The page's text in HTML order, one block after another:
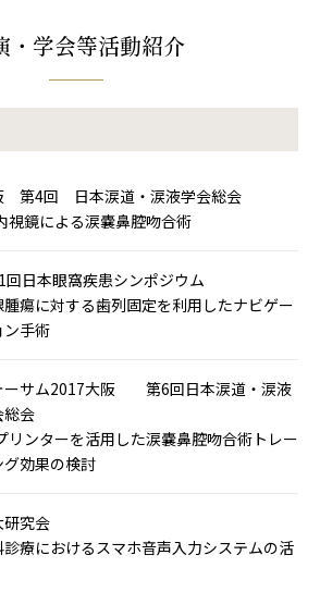
・学会等活動紹介
第4回 日本涙道・涙液学会総会
視鏡による涙嚢鼻腔吻合術
回日本眼窩疾患シンポジウム
腫瘍に対する歯列固定を利用したナビゲー
ン手術
ーサム2017大阪 第6回日本涙道・涙液
総会
リンターを活用した涙嚢鼻腔吻合術トレー
グ効果の検討
研究会
診療におけるスマホ音声入力システムの活